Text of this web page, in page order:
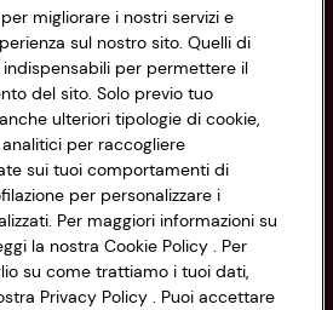
BOLOGNA
Imprese
migliorare i nostri servizi e
sul nostro sito. Quelli di
per permettere il
del sito. Solo previo tuo
ulteriori tipologie di cookie,
per raccogliere
sui tuoi comportamenti di
per personalizzare i
Per maggiori informazioni su
la nostra Cookie Policy . Per
su come trattiamo i tuoi dati,
Privacy Policy . Puoi accettare